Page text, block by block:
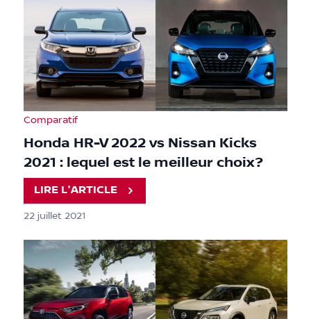
Comparatif
Honda HR-V 2022 vs Nissan Kicks
2021 : lequel est le meilleur choix?
LIRE L'ARTICLE
22 juillet 2021